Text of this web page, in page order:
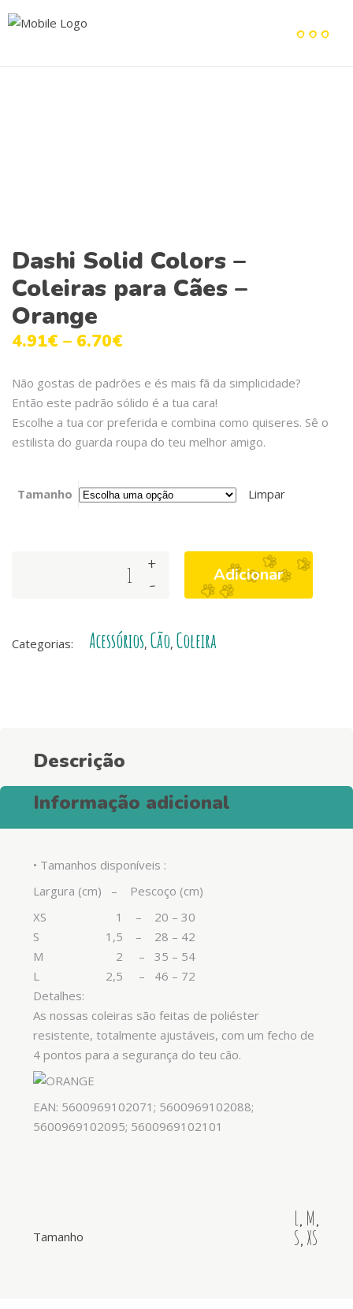
Dashi Solid Colors –
Coleiras para Cães –
Orange
4.91€ – 6.70€
Não gostas de padrões e és mais fã da simplicidade?
Então este padrão sólido é a tua cara!
Escolhe a tua cor preferida e combina como quiseres. Sê o
estilista do guarda roupa do teu melhor amigo.
Tamanho Limpar
Coleiras
-
+ Adicionar
Categorias: Acessórios, Cão, Coleira
Descrição
Informação adicional
• Tamanhos disponíveis :
Largura (cm) – Pescoço (cm)
XS 1 – 20 – 30
S 1,5 – 28 – 42
M 2 – 35 – 54
L 2,5 – 46 – 72
Detalhes:
As nossas coleiras são feitas de poliéster
resistente, totalmente ajustáveis, com um fecho de
4 pontos para a segurança do teu cão.
EAN: 5600969102071; 5600969102088;
5600969102095; 5600969102101
Tamanho
L, M,
S,XS